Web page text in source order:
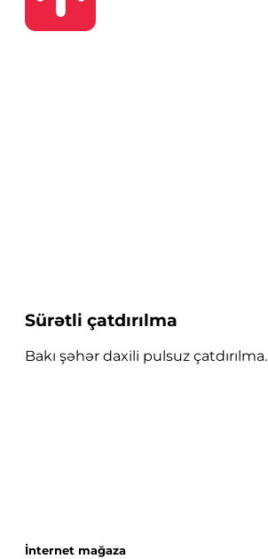
Sürətli çatdırılma
Bakı şəhər daxili pulsuz çatdırılma.
İnternet mağaza